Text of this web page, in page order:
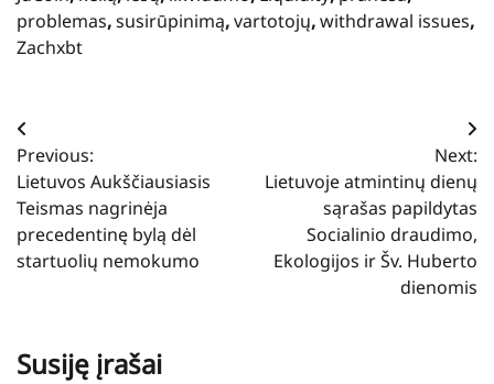
problemas,susirūpinimą,vartotojų,withdrawal issues,
Zachxbt
Navigacija
tarp
įrašų
Previous:
Lietuvos Aukščiausiasis
Teismas nagrinėja
precedentinę bylą dėl
startuolių nemokumo
Next:
Lietuvoje atmintinų dienų
sąrašas papildytas
Socialinio draudimo,
Ekologijos ir Šv. Huberto
dienomis
Susiję įrašai